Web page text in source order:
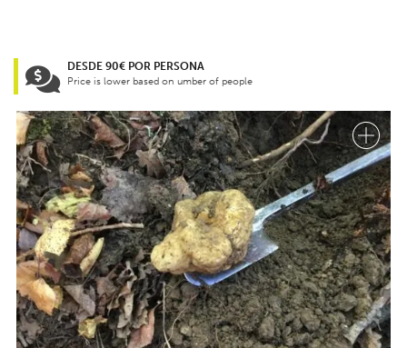
DESDE 90€ POR PERSONA
Price is lower based on umber of people